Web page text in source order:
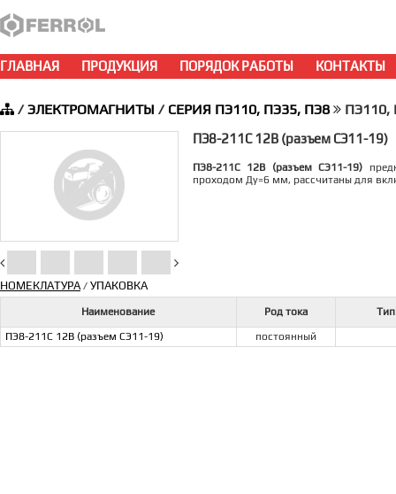
ГЛАВНАЯ ПРОДУКЦИЯ ПОРЯДОК РАБОТЫ КОНТАКТЫ
/ЭЛЕКТРОМАГНИТЫ / СЕРИЯ ПЭ110, ПЭ35, ПЭ8 ПЭ110,
ПЭ8-211С 12В (разъем СЭ11-19)
ПЭ8-211С 12В (разъем СЭ11-19)
проходом Ду=6 мм, рассчитаны для
НОМЕКЛАТУРА/ УПАКОВКА
Наименование Род тока
ПЭ8-211С 12В (разъем СЭ11-19)
постоянный